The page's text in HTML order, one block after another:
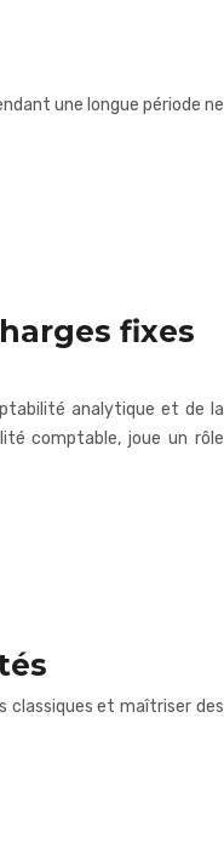
une longue période ne
fixes
analytique et de la
comptable, joue un rôle
classiques et maîtriser des